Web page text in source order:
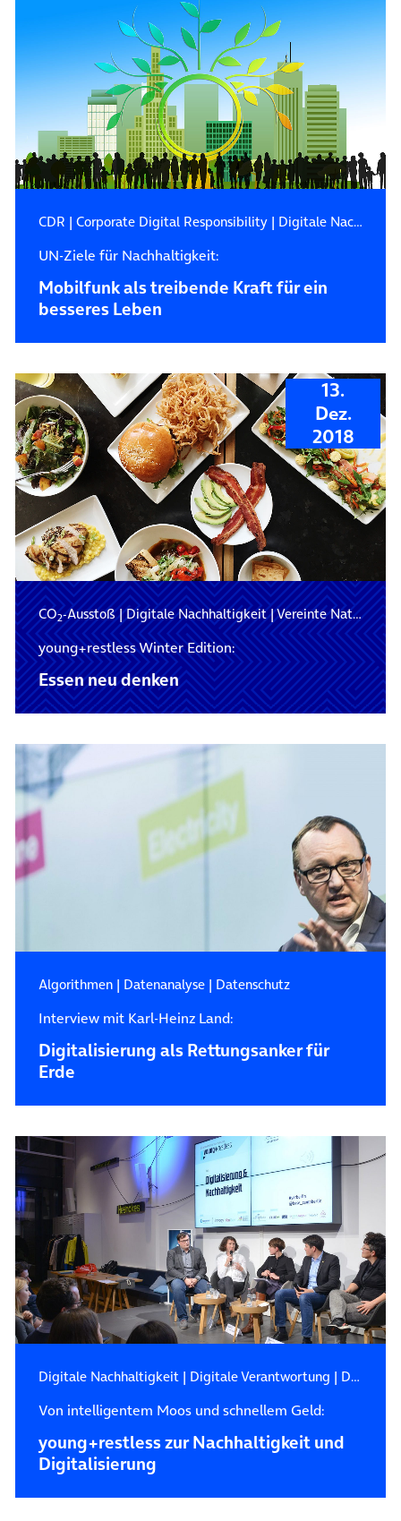
CDR | Corporate Digital Responsibility| Digitale Nachhaltigkeit
UN-Ziele für Nachhaltigkeit:
Mobilfunk als treibende Kraft für ein
besseres Leben
13.
Dez.
2018
CO2-Ausstoß|Digitale Nachhaltigkeit|Vereinte Nationen
young+restless Winter Edition:
Essen neu denken
Algorithmen| Datenanalyse| Datenschutz
Interview mit Karl-Heinz Land:
Digitalisierung als Rettungsanker für
Erde
Digitale Nachhaltigkeit| Digitale Verantwortung | Digitalisierung
Von intelligentem Moos und schnellem Geld:
young+restless zur Nachhaltigkeit und
Digitalisierung